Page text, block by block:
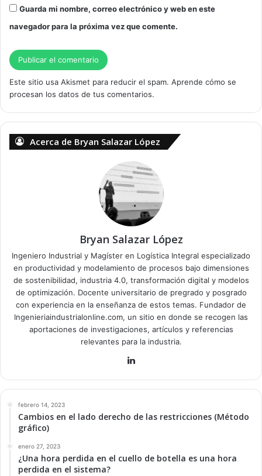
Guarda mi nombre, correo electrónico y web en este
navegador para la próxima vez que comente.
Este sitio usa Akismet para reducir el spam. Aprende cómo se
procesan los datos de tus comentarios.
Acerca de Bryan Salazar López
Bryan Salazar López
Ingeniero Industrial y Magíster en Logística Integral especializado
en productividad y modelamiento de procesos bajo dimensiones
de sostenibilidad, industria 4.0, transformación digital y modelos
de optimización. Docente universitario de pregrado y posgrado
con experiencia en la enseñanza de estos temas. Fundador de
Ingenieriaindustrialonline.com, un sitio en donde se recogen las
aportaciones de investigaciones, artículos y referencias
relevantes para la industria.
dIn
febrero 14, 2023
Cambios en el lado derecho de las restricciones (Método
gráfico)
enero 27, 2023
¿Una hora perdida en el cuello de botella es una hora
perdida en el sistema?